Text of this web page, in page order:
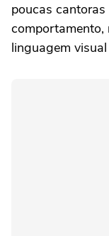
poucas
comportamento,
linguagem